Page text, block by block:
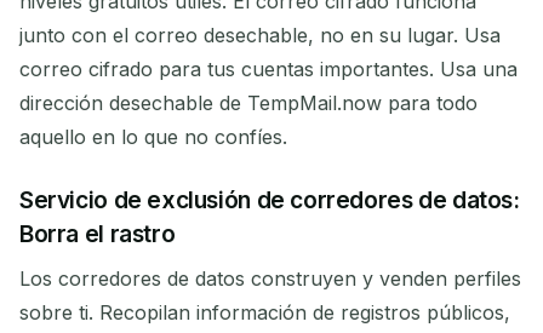
junto con el correo desechable, no en su lugar. Usa
correo cifrado para tus cuentas importantes. Usa una
dirección desechable de TempMail.now para todo
aquello en lo que no confíes.
Servicio de exclusión de corredores de datos:
Borra el rastro
Los corredores de datos construyen y venden perfiles
sobre ti. Recopilan información de registros públicos,